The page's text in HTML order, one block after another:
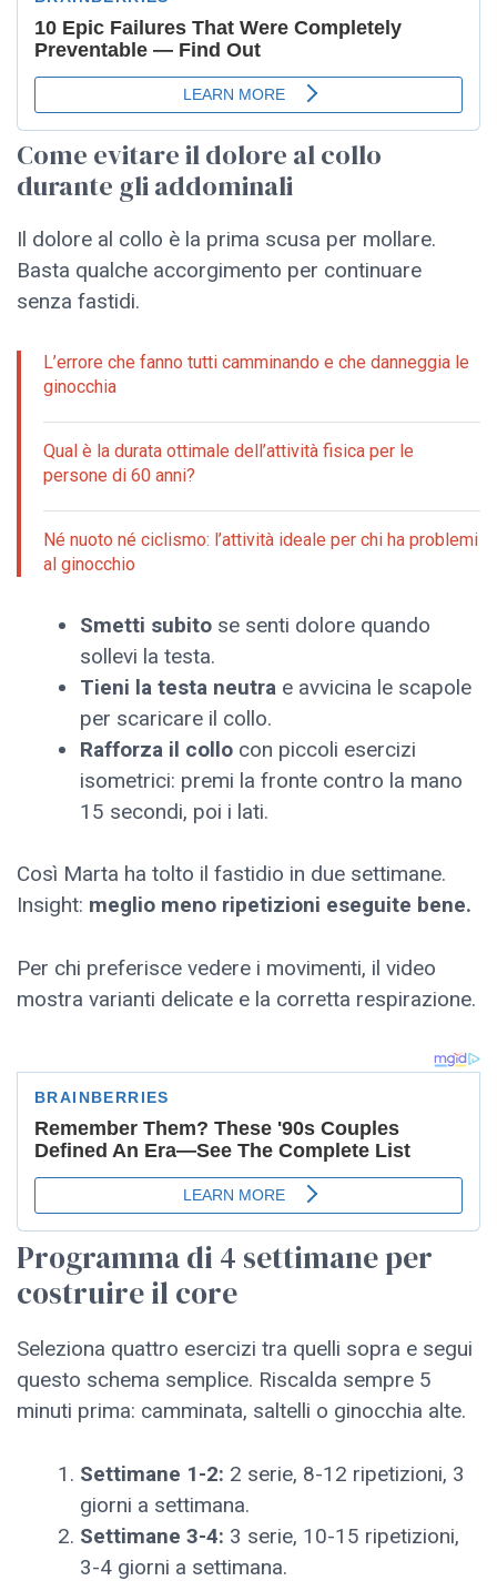
Come evitare il dolore al collo
durante gli addominali
Il dolore al collo è la prima scusa per mollare.
Basta qualche accorgimento per continuare
senza fastidi.
L’errore che fanno tutti camminando e che danneggia le
ginocchia
Qual è la durata ottimale dell’attività fisica per le
persone di 60 anni?
Né nuoto né ciclismo: l’attività ideale per chi ha problemi
al ginocchio
Smetti subito se senti dolore quando
sollevi la testa.
Tieni la testa neutra e avvicina le scapole
per scaricare il collo.
Rafforza il collo con piccoli esercizi
isometrici: premi la fronte contro la mano
15 secondi, poi i lati.
Così Marta ha tolto il fastidio in due settimane.
Insight: meglio meno ripetizioni eseguite bene.
Per chi preferisce vedere i movimenti, il video
mostra varianti delicate e la corretta respirazione.
Programma di 4 settimane per
costruire il core
Seleziona quattro esercizi tra quelli sopra e segui
questo schema semplice. Riscalda sempre 5
minuti prima: camminata, saltelli o ginocchia alte.
Settimane 1-2: 2 serie, 8-12 ripetizioni, 3
giorni a settimana.
Settimane 3-4: 3 serie, 10-15 ripetizioni,
3-4 giorni a settimana.